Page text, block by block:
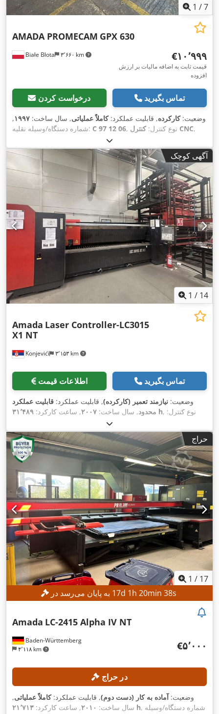
1 /7
Białe Błota ۳٬۶۶۰ km
AMADA PROMECAM GPX 630
‎€۱۰٬۹۹۹
قیمت ثابت به اضافه مالیات بر ارزش
افزوده
درخواست کردن تماس بگیرید
وضعیت:کارکرده, قابلیت عملکرد:کاملاً عملیاتی, سال ساخت: ۱۹۹۷,
شماره دستگاه/وسیله نقلیه: C 97 12 06 , نوع کنترل: کنترل CNC,
, نوع تحریک:
میلی‌متر, حداکثر ضخامت ورق:۶ میلی‌متر , تنظیم گیج عقب:دارای
کنترل CNC
, گيج پشتی: ۱٬۰۵۰ میلی‌متر , وزن کل: ۶٬۵۰۰ کیلوگرم
تعداد بازوهای پشتیبان:۲ , تجهیزات: شیر زاویه ای ,
آگهی کوچک
1 / 14
Konjevići ۳٬۱۵۳ km
Amada Laser Controller-LC3015
X1 NT
اطلاعات قیمت تماس بگیرید
وضعیت: نیازمند تعمیر (کارکرده), قابلیت عملکرد: قابلیت عملکرد
محدود, سال ساخت: ۲۰۰۷, ساعت کارکرد: ۳۱٬۴۸۹ h , نوع کنترل:
نیمه‌خودکار
لیزر:۲۲٬۸۰۴ h , توان لیزر:۴٬۰۰۰ وات , حداکثر ضخامت ورق:۲۲
میلی‌متر, حداکثر ضخامت ورق فولادی: ۲۲ میلی‌متر
, حداکثر ضخامت
ورق استنلس استیل:۸ میلی‌متر , حداکثر ضخامت ورق آلومینیوم:۶
میلی‌متر, طول میز:۳٬۰۰۰ میلی‌متر , عرض میز:
طول کارکرد:۳٬۰۰۰ میلی‌متر , عرض کار:۳٬۰۰۰ میلی‌متر ,
حراج
1 / 17
17d 1h 20min 36s
Baden-Württemberg
۴٬۱۱۸ km
Amada LC-2415 Alpha IV NT
‎€۵٬۰۰۰
در حراج
وضعیت:آماده به کار (دست دوم), قابلیت عملکرد:کاملاً عملیاتی,
سال ساخت: ۲۰۱۰, ساعت کارکرد: ۲۱٬۷۱۳ h, شماره دستگاه/وسیله